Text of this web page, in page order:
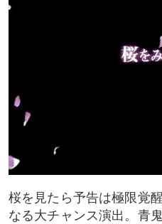
桜を見たら予告は極限覚
なる大チャンス演出。青